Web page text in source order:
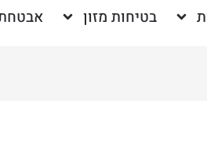
בטיחות מזון